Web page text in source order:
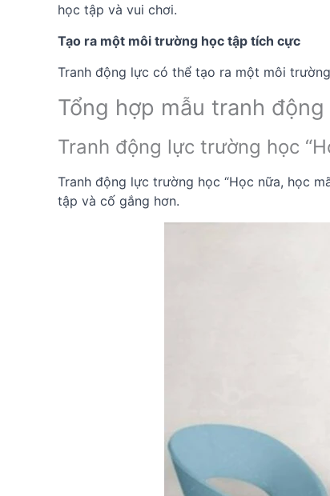
học tập và vui chơi.
Tạo ra một môi trường học tập tích cực
Tranh động lực có thể tạo ra một môi
Tổng hợp mẫu tranh
Tranh động lực trường học
Tranh động lực trường học “Học nữa, học
tập và cố gắng hơn.